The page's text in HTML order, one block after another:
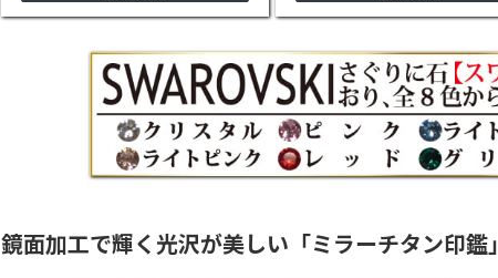
鏡面加工で輝く光沢が美しい「ミラーチタン印鑑」